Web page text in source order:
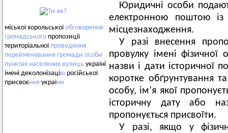
міської хорольськоїобговорення
громадського пропозиції
територіальної проведення
перейменування громади особи
пунктах населених вулиць україні
імені деколонізацію російської
присвоєння україни
Юридичні особи
електронною поштою із
місцезнаходження.
У разі внесення
провулку імені фізичної
назви і дати історичної
коротке обґрунтування
особу, ім’я якої
історичну дату або
пропонується присвоїти.
У разі, якщо у